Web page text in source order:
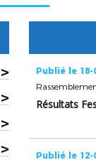
>
>
>
>
Publié le 18-
Résultats
Publié le 12-